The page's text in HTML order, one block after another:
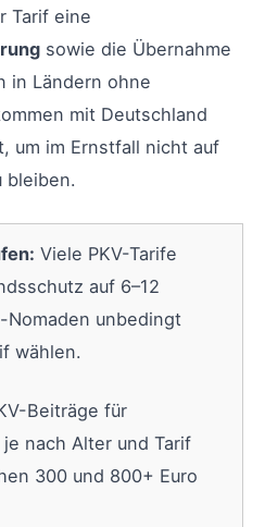
Tarif eine
sowie die Übernahme
in Ländern ohne
mit Deutschland
um im Ernstfall nicht auf
bleiben.
Viele PKV-Tarife
auf 6–12
unbedingt
wählen.
Beiträge für
nach Alter und Tarif
300 und 800+ Euro